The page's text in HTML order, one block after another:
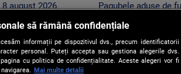
august 2026.
Pagubele aduse de
după caniculă.
încercat să se
să rămână confidențiale
informații pe dispozitivul dvs., precum identificatorii
personal. Puteți accepta sau gestiona alegerile dvs.
cu politica de confidențialitate. Aceste alegeri vor fi
Mai multe detalii